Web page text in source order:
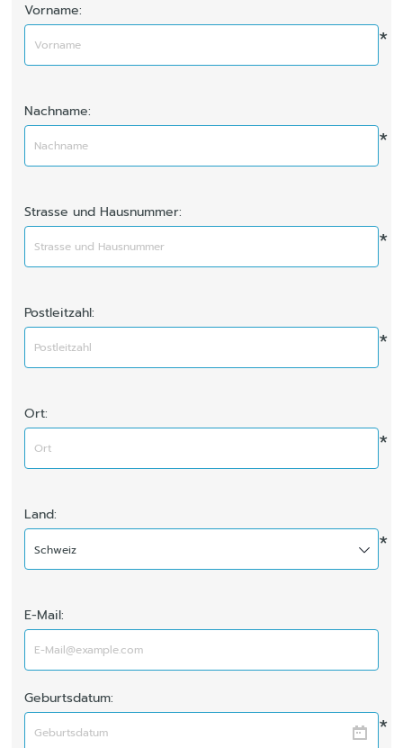
Vorname:
*
Nachname:
*
Strasse und Hausnummer:
*
Postleitzahl:
*
Ort:
*
Land:
Schweiz *
E-Mail:
Geburtsdatum:
*